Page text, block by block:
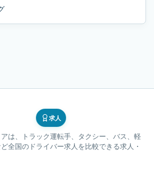
求人
は、トラック運転手、タクシー、バス、軽
全国のドライバー求人を比較できる求人・